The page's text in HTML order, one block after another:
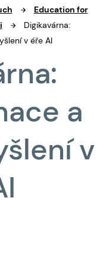
Education for
Digikavárna:
v éře AI
a
v